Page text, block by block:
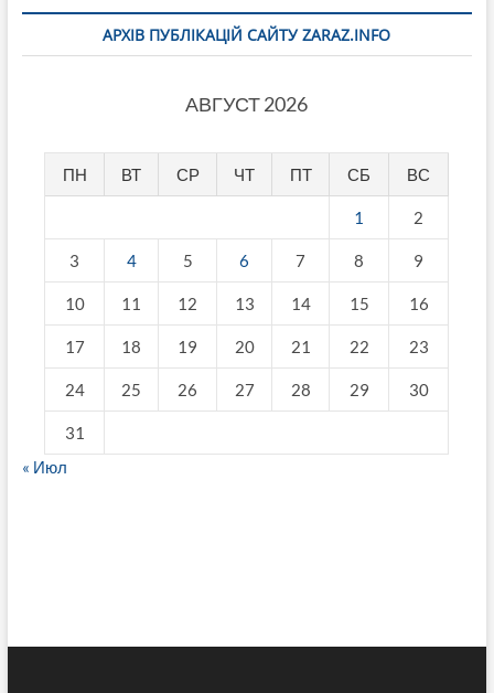
АРХІВ ПУБЛІКАЦІЙ САЙТУ ZARAZ.INFO
АВГУСТ 2026
ПН ВТ СР ЧТ ПТ СБ ВС
1 2
3 4 5 6 7 8 9
10 11 12 13 14 15 16
17 18 19 20 21 22 23
24 25 26 27 28 29 30
31
« Июл